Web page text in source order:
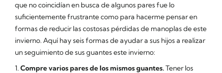
que no coincidían en busca de algunos pares fue lo
suficientemente frustrante como para hacerme pensar en
formas de reducir las costosas pérdidas de manoplas de este
invierno. Aquí hay seis formas de ayudar a sus hijos a realizar
un seguimiento de sus guantes este invierno:
1.Compre varios pares de los mismos guantes.Tener los